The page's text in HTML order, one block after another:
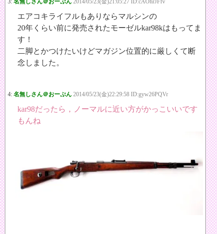
3: 名無しさん＠おーぷん 2014/05/23(金)21:05:27 ID:cAOhrJFfv
エアコキライフルもありならマルシンの
20年くらい前に発売されたモーゼルkar98kはもってま
す！
二脚とかつけたいけどマガジン位置的に厳しくて断
念しました。
4: 名無しさん＠おーぷん 2014/05/23(金)22:29:58 ID:gyw26PQVr
kar98だったら，ノーマルに近い方がかっこいいです
もんね